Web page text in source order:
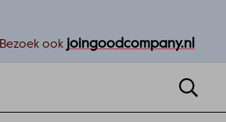
Bezoek ook joingoodcompany.nl